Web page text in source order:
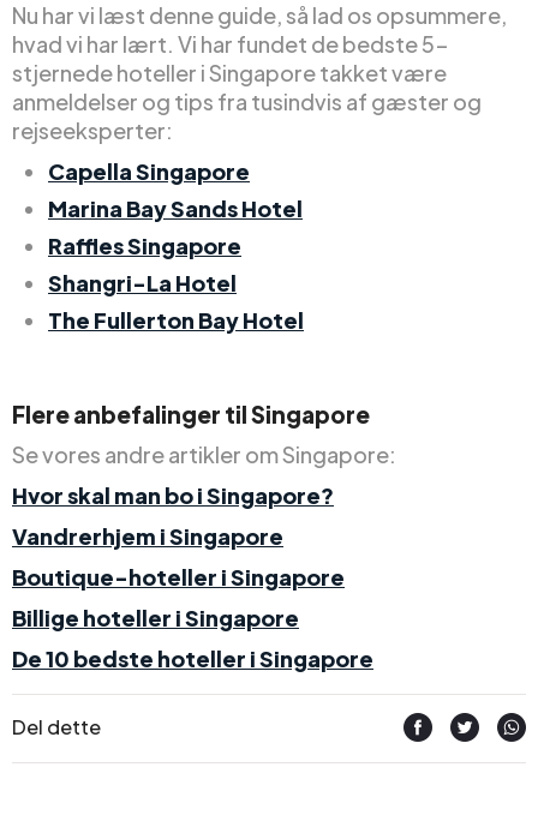
Nu har vi læst denne guide, så lad os opsummere,
hvad vi har lært. Vi har fundet de bedste 5-
stjernede hoteller i Singapore takket være
anmeldelser og tips fra tusindvis af gæster og
rejseeksperter:
Capella Singapore
Marina Bay Sands Hotel
Raffles Singapore
Shangri-La Hotel
The Fullerton Bay Hotel
Flere anbefalinger til Singapore
Se vores andre artikler om Singapore:
Hvor skal man bo i Singapore?
Vandrerhjem i Singapore
Boutique-hoteller i Singapore
Billige hoteller i Singapore
De 10 bedste hoteller i Singapore
Del dette